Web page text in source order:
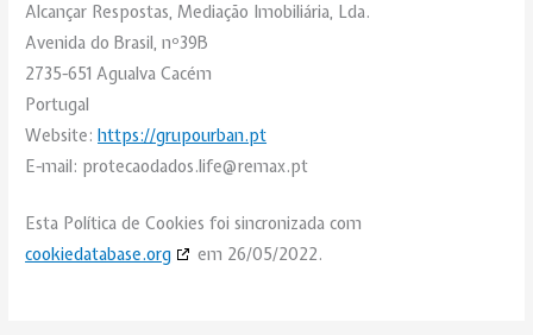
Alcançar Respostas, Mediação Imobiliária, Lda.
Avenida do Brasil, nº39B
2735-651 Agualva Cacém
Portugal
Website:https://grupourban.pt
E-mail: protecaodados.life@remax.pt
Esta Política de Cookies foi sincronizada com
cookiedatabase.org
em 26/05/2022.